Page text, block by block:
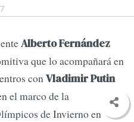
Alberto Fernández
que lo acompañará en
conVladimir Putin
el marco de la
de Invierno en